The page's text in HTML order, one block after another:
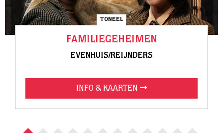
TONEEL
FAMILIEGEHEIMEN
EVENHUIS/REIJNDERS
INFO & KAARTEN